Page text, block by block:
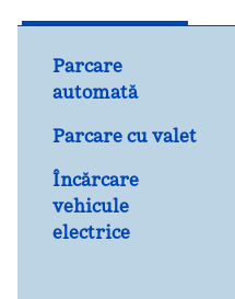
Parcare
automată
Parcare cu valet
Încărcare
vehicule
electrice